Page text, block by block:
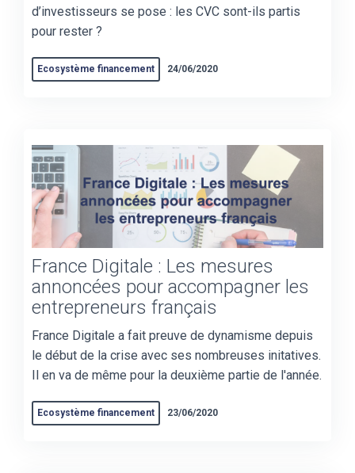
d’investisseurs se pose : les CVC sont-ils partis
pour rester ?
Ecosystème financement 24/06/2020
France Digitale : Les mesures
annoncées pour accompagner les
entrepreneurs français
France Digitale a fait preuve de dynamisme depuis
le début de la crise avec ses nombreuses initatives.
Il en va de même pour la deuxième partie de l'année.
Ecosystème financement 23/06/2020